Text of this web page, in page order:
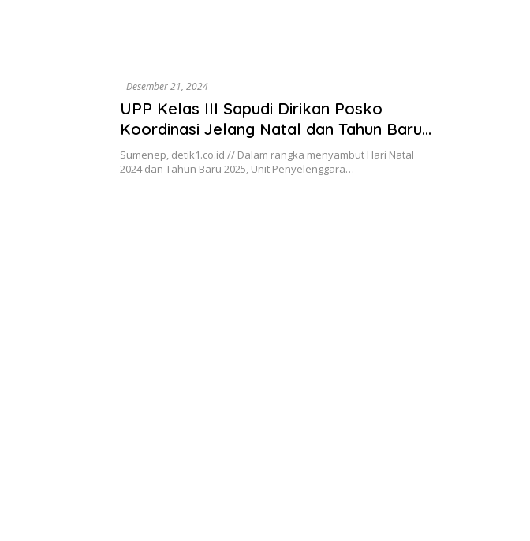
Desember 21, 2024
UPP Kelas III Sapudi Dirikan Posko
Koordinasi Jelang Natal dan Tahun Baru
2025
Sumenep, detik1.co.id // Dalam rangka menyambut Hari Natal
2024 dan Tahun Baru 2025, Unit Penyelenggara…